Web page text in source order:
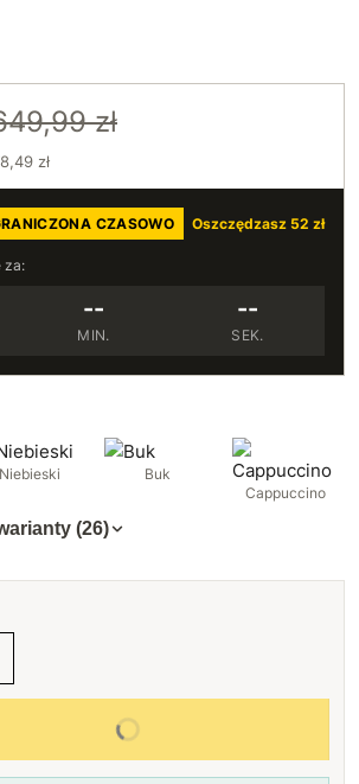
zł
zł
CZASOWO Oszczędzasz 52 zł
za:
--
MIN.
--
SEK.
Niebieski
Buk
Cappuccino
(26)
Wybierz wszystkie opcje